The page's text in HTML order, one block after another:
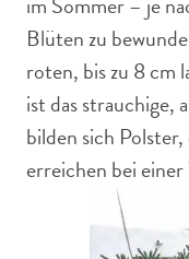
Blüten zu
roten, bis zu 8 cm
ist das strauchige,
bilden sich
erreichen bei